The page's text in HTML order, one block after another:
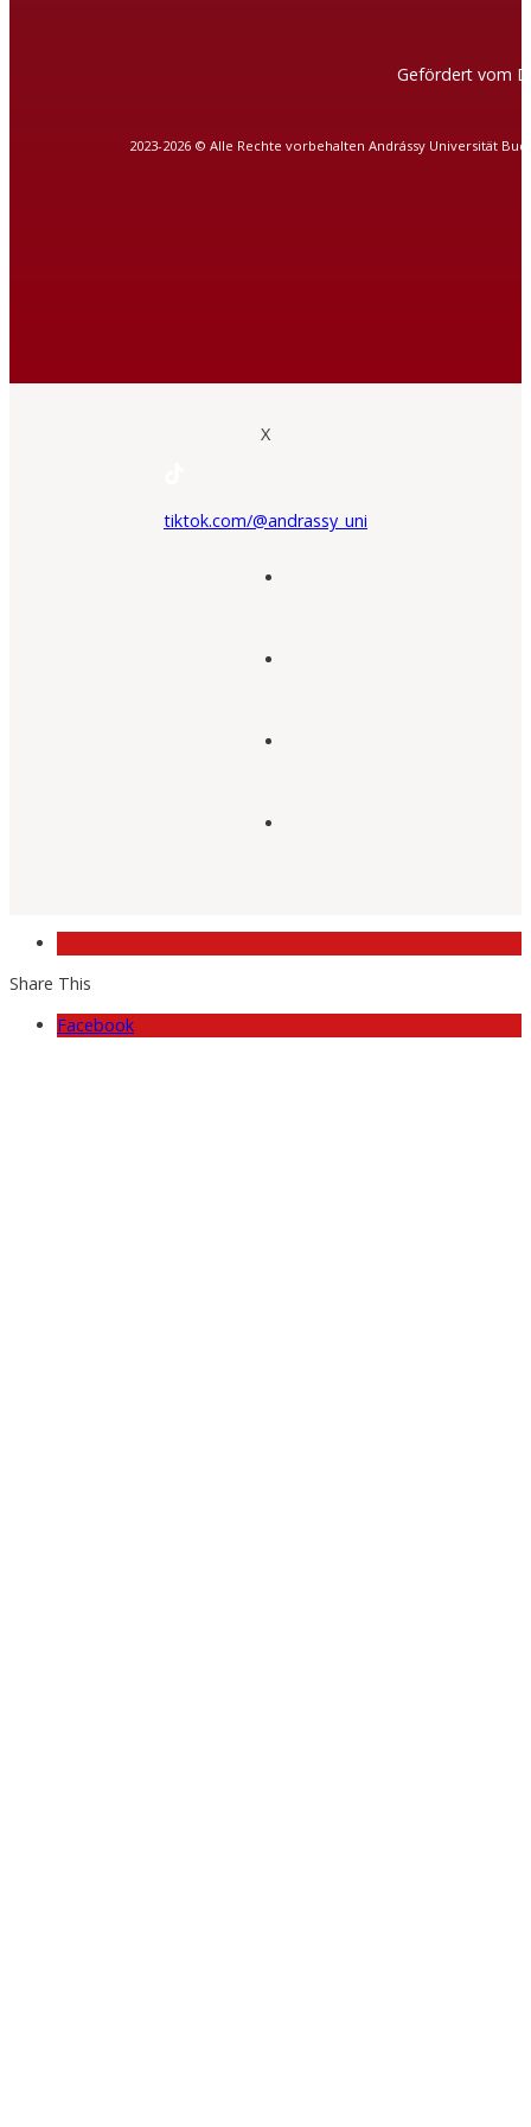
Gefördert vom
2023-2026 © Alle Rechte vorbehalten Andrássy Universität
X
tiktok.com/@andrassy_uni
Share This
Facebook